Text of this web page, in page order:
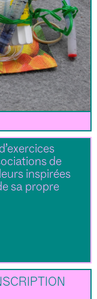
de
inspirées
sa propre